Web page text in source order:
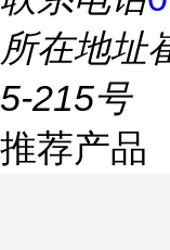
所在地址
5-215号
推荐产品